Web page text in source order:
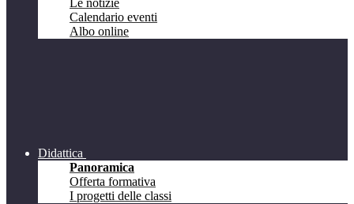
Le notizie
Calendario eventi
Albo online
Didattica
Panoramica
Offerta formativa
I progetti delle classi